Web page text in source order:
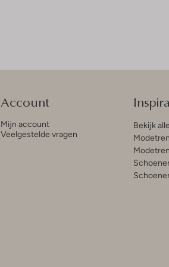
Account
Mijn account
Veelgestelde vragen
Bekijk